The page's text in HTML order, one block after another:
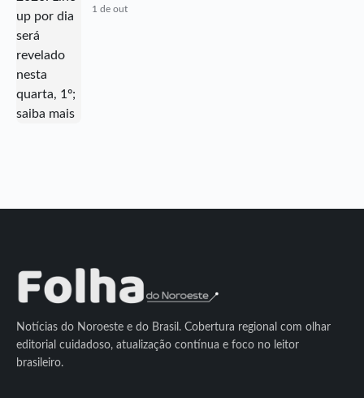
1 de out
Notícias do Noroeste e do Brasil. Cobertura regional com olhar
editorial cuidadoso, atualização contínua e foco no leitor
brasileiro.